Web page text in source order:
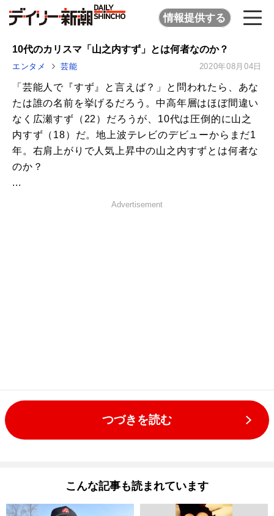
情報提供する
10代のカリスマ「山之内すず」とは何者なのか？
エンタメ 芸能 2020年08月04日
「芸能人で『すず』と言えば？」と問われたら、あな
たは誰の名前を挙げるだろう。中高年層はほぼ間違い
なく広瀬すず（22）だろうが、10代は圧倒的に山之
内すず（18）だ。地上波テレビのデビューからまだ1
年。右肩上がりで人気上昇中の山之内すずとは何者な
のか？
...
Advertisement
つづきを読む
こんな記事も読まれています